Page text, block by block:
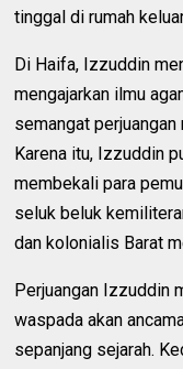
tinggal di rumah
Di Haifa, Izzuddin
mengajarkan ilmu
semangat perjuangan
Karena itu, Izzuddin
membekali para
seluk beluk
dan kolonialis Barat
Perjuangan Izzuddin
waspada akan
sepanjang sejarah.